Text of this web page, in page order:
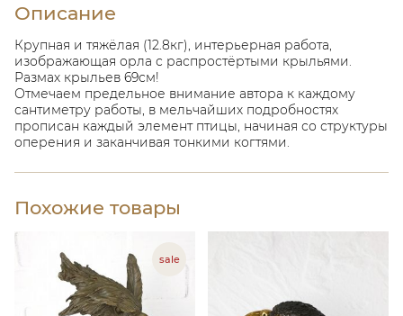
Описание
Крупная и тяжёлая (12.8кг), интерьерная работа,
изображающая орла с распростёртыми крыльями.
Размах крыльев 69см!
Отмечаем предельное внимание автора к каждому
сантиметру работы, в мельчайших подробностях
прописан каждый элемент птицы, начиная со структуры
оперения и заканчивая тонкими когтями.
Похожие товары